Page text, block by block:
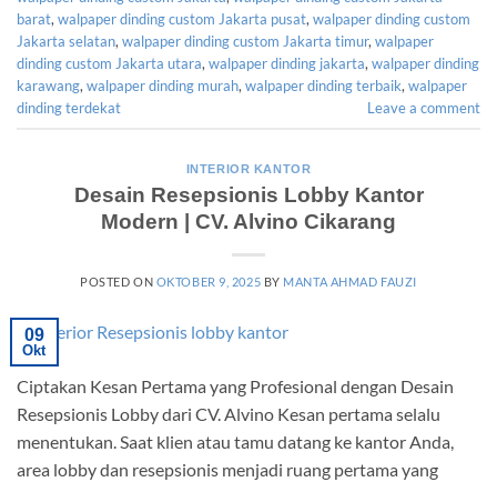
barat,walpaper dinding custom Jakarta pusat,walpaper dinding custom
Jakarta selatan,walpaper dinding custom Jakarta timur,walpaper
dinding custom Jakarta utara,walpaper dinding jakarta,walpaper dinding
karawang,walpaper dinding murah,walpaper dinding terbaik,walpaper
dinding terdekat
Leave a comment
INTERIOR KANTOR
Desain Resepsionis Lobby Kantor
Modern | CV. Alvino Cikarang
POSTED ON OKTOBER 9, 2025 BY MANTA AHMAD FAUZI
09
Okt
Ciptakan Kesan Pertama yang Profesional dengan Desain
Resepsionis Lobby dari CV. Alvino Kesan pertama selalu
menentukan. Saat klien atau tamu datang ke kantor Anda,
area lobby dan resepsionis menjadi ruang pertama yang